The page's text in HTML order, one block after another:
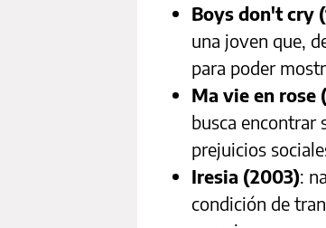
Boys don't cry
una joven que,
para poder
Ma vie en rose
busca encontrar
prejuicios
Iresia (2003):
condición de